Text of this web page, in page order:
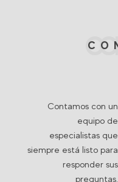
Contamos con un
equipo de
especialistas que
siempre está listo para
responder sus
preguntas.